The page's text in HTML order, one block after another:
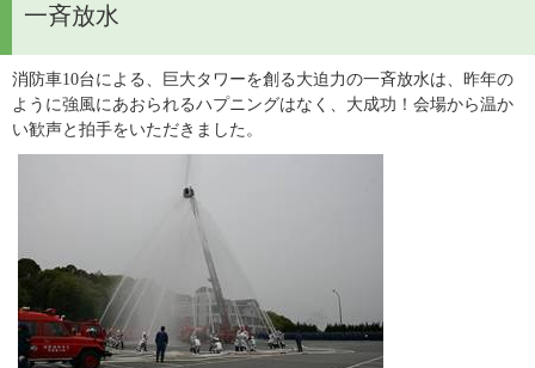
一斉放水
消防車10台による、巨大タワーを創る大迫力の一斉放水は、昨年の
ように強風にあおられるハプニングはなく、大成功！会場から温か
い歓声と拍手をいただきました。